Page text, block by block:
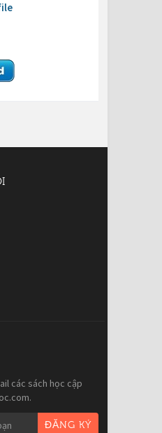
các sách học cập
ĐĂNG KÝ